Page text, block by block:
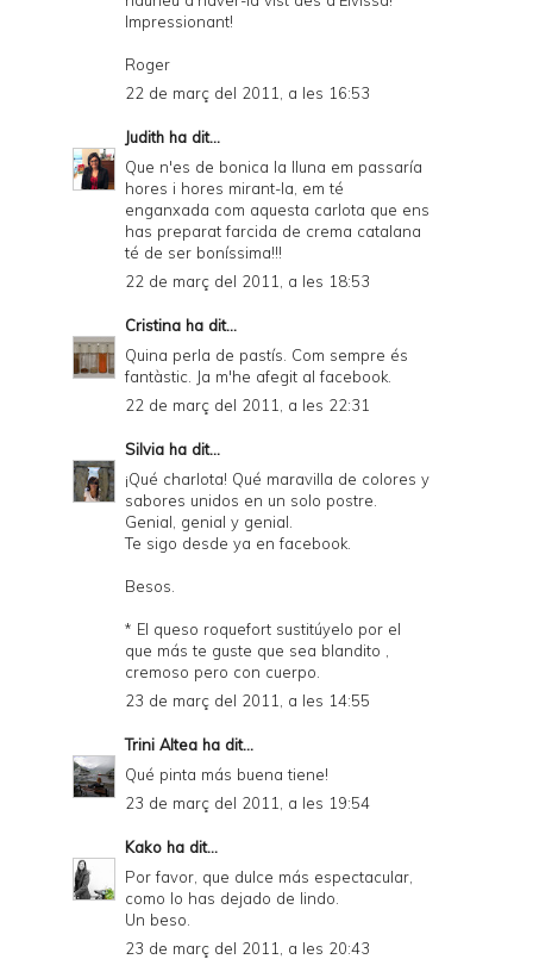
Impressionant!
Roger
22 de març del 2011, a les 16:53
Judith ha dit...
Que n'es de bonica la lluna em passaría
hores i hores mirant-la, em té
enganxada com aquesta carlota que ens
has preparat farcida de crema catalana
té de ser boníssima!!!
22 de març del 2011, a les 18:53
Cristina ha dit...
Quina perla de pastís. Com sempre és
fantàstic. Ja m'he afegit al facebook.
22 de març del 2011, a les 22:31
Silvia ha dit...
¡Qué charlota! Qué maravilla de colores y
sabores unidos en un solo postre.
Genial, genial y genial.
Te sigo desde ya en facebook.
Besos.
* El queso roquefort sustitúyelo por el
que más te guste que sea blandito ,
cremoso pero con cuerpo.
23 de març del 2011, a les 14:55
Trini Altea ha dit...
Qué pinta más buena tiene!
23 de març del 2011, a les 19:54
Kako ha dit...
Por favor, que dulce más espectacular,
como lo has dejado de lindo.
Un beso.
23 de març del 2011, a les 20:43